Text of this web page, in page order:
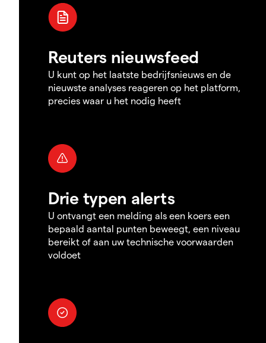
Reuters nieuwsfeed
U kunt op het laatste bedrijfsnieuws en de
nieuwste analyses reageren op het platform,
precies waar u het nodig heeft
Drie typen alerts
U ontvangt een melding als een koers een
bepaald aantal punten beweegt, een niveau
bereikt of aan uw technische voorwaarden
voldoet